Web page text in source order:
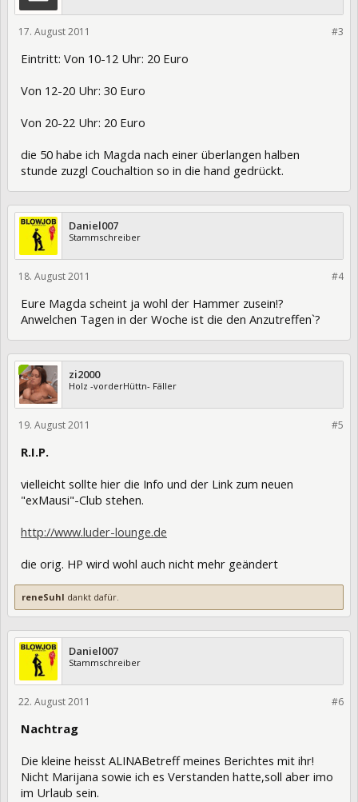
#3
17. August 2011
Eintritt: Von 10-12 Uhr: 20 Euro
Von 12-20 Uhr: 30 Euro
Von 20-22 Uhr: 20 Euro
die 50 habe ich Magda nach einer überlangen halben
stunde zuzgl Couchaltion so in die hand gedrückt.
Daniel007
Stammschreiber
#4
18. August 2011
Eure Magda scheint ja wohl der Hammer zusein!?
Anwelchen Tagen in der Woche ist die den Anzutreffen`?
zi2000
Holz -vorderHüttn- Fäller
#5
19. August 2011
R.I.P.
vielleicht sollte hier die Info und der Link zum neuen
"exMausi"-Club stehen.
http://www.luder-lounge.de
die orig. HP wird wohl auch nicht mehr geändert
reneSuhl dankt dafür.
Daniel007
Stammschreiber
#6
22. August 2011
Nachtrag
Die kleine heisst ALINABetreff meines Berichtes mit ihr!
Nicht Marijana sowie ich es Verstanden hatte,soll aber imo
im Urlaub sein.